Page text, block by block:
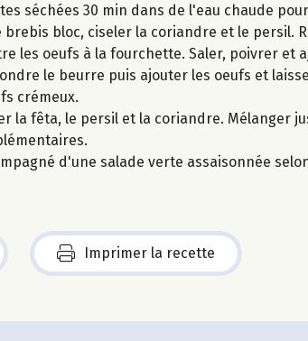
séchées 30 min dans de l'eau chaude
brebis bloc, ciseler la coriandre et le persil.
les oeufs à la fourchette. Saler, poivrer et
le beurre puis ajouter les oeufs et
crémeux.
la fêta, le persil et la coriandre. Mélanger
d'une salade verte assaisonnée
Imprimer la recette